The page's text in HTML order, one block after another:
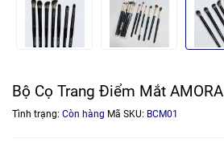
Bộ Cọ Trang Điểm Mắt AMORA
Tình trạng: Còn hàng Mã SKU: BCM01